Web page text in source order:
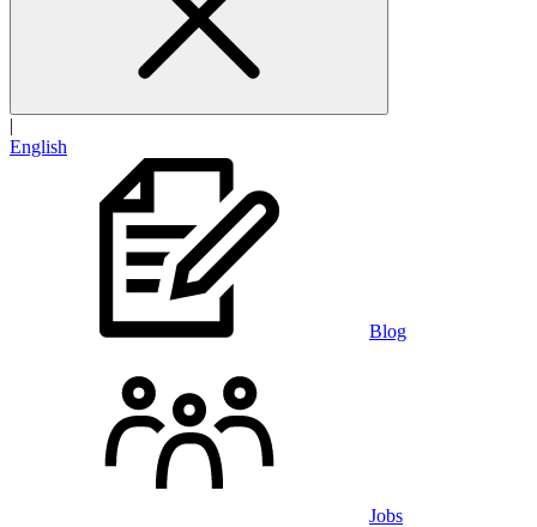
|
English
Blog
Jobs